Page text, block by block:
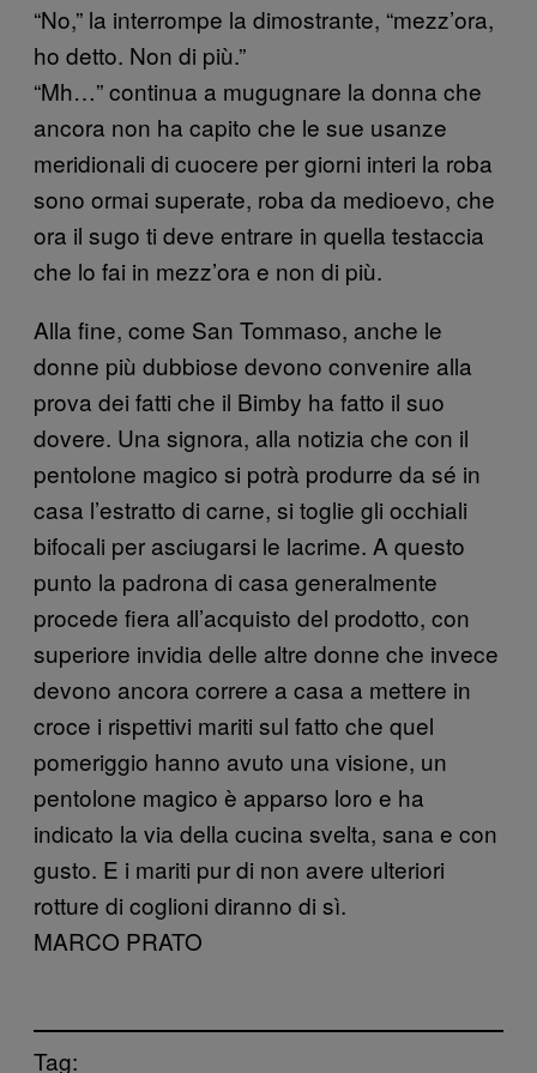
“No,” la interrompe la dimostrante, “mezz’ora,
ho detto. Non di più.”
“Mh…” continua a mugugnare la donna che
ancora non ha capito che le sue usanze
meridionali di cuocere per giorni interi la roba
sono ormai superate, roba da medioevo, che
ora il sugo ti deve entrare in quella testaccia
che lo fai in mezz’ora e non di più.
Alla fine, come San Tommaso, anche le
donne più dubbiose devono convenire alla
prova dei fatti che il Bimby ha fatto il suo
dovere. Una signora, alla notizia che con il
pentolone magico si potrà produrre da sé in
casa l’estratto di carne, si toglie gli occhiali
bifocali per asciugarsi le lacrime. A questo
punto la padrona di casa generalmente
procede fiera all’acquisto del prodotto, con
superiore invidia delle altre donne che invece
devono ancora correre a casa a mettere in
croce i rispettivi mariti sul fatto che quel
pomeriggio hanno avuto una visione, un
pentolone magico è apparso loro e ha
indicato la via della cucina svelta, sana e con
gusto. E i mariti pur di non avere ulteriori
rotture di coglioni diranno di sì.
MARCO PRATO
Tag: